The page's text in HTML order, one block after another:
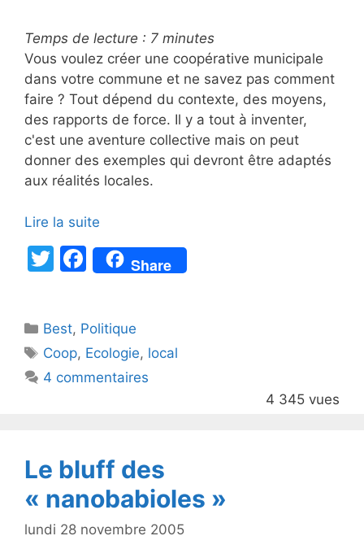
Temps de lecture : 7 minutes
Vous voulez créer une coopérative municipale
dans votre commune et ne savez pas comment
faire ? Tout dépend du contexte, des moyens,
des rapports de force. Il y a tout à inventer,
c'est une aventure collective mais on peut
donner des exemples qui devront être adaptés
aux réalités locales.
Lire la suite
T
er
F
a
e
b
o
Share
Catégories
Best, Politique
Étiquettes
Coop, Ecologie, local
4 commentaires
4 345 vues
Le bluff des
« nanobabioles »
lundi 28 novembre 2005